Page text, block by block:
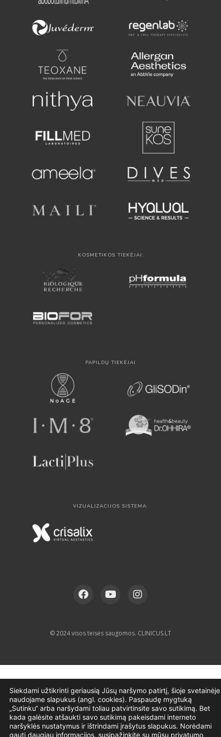
KOSMETIKOS TIEKĖJAI:
PAPILDŲ TIEKĖJAI
VIZUALIZACIJOS SISTEMA:
© 2024 visos teisės saugomos. CLINICUS.LT
Siekdami užtikrinti geriausią Jūsų naršymo patirtį, šioje svetainėje
naudojame slapukus (angl. cookies). Paspaudę mygtuką
„Sutinku“ arba naršydami toliau patvirtinsite savo sutikimą. Bet
kada galėsite atšaukti savo sutikimą pakeisdami interneto
naršyklės nustatymus ir ištrindami įrašytus slapukus. Norėdami
gauti daugiau informacijos, susipažinkite su mūsų privatumo